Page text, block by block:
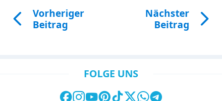
Vorheriger
Beitrag
Nächster
Beitrag
FOLGE UNS